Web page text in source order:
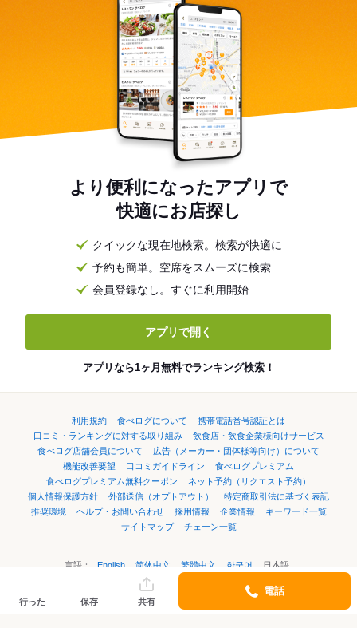
より便利になったアプリで
快適にお店探し
クイックな現在地検索。検索が快適に
予約も簡単。空席をスムーズに検索
会員登録なし。すぐに利用開始
アプリで開く
アプリなら1ヶ月無料でランキング検索！
利用規約 食べログについて
携帯電話番号認証とは
口コミ・ランキングに対する取り組み
飲食店・飲食企業様向けサービス
食べログ店舗会員について
広告（メーカー・団体様等向け）について
機能改善要望
口コミガイドライン
食べログプレミアム
食べログプレミアム無料クーポン
ネット予約（リクエスト予約）
個人情報保護方針
外部送信（オプトアウト）
特定商取引法に基づく表記
推奨環境
ヘルプ・お問い合わせ 採用情報 企業情報
キーワード一覧
サイトマップ
チェーン一覧
言語： English 简体中文 繁體中文 한국어 日本語
行った 保存 共有
電話